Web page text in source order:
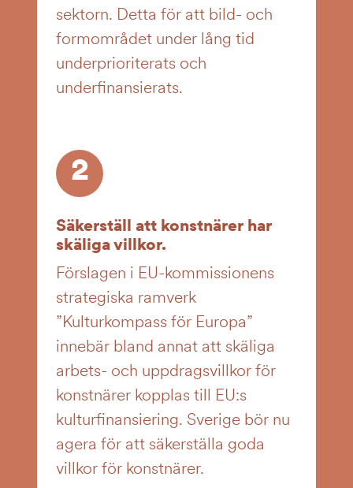
sektorn. Detta för att bild- och
formområdet under lång tid
underprioriterats och
underfinansierats.
2
Säkerställ att konstnärer har
skäliga villkor.
Förslagen i EU-kommissionens
strategiska ramverk
”Kulturkompass för Europa”
innebär bland annat att skäliga
arbets- och uppdragsvillkor för
konstnärer kopplas till EU:s
kulturfinansiering. Sverige bör nu
agera för att säkerställa goda
villkor för konstnärer.